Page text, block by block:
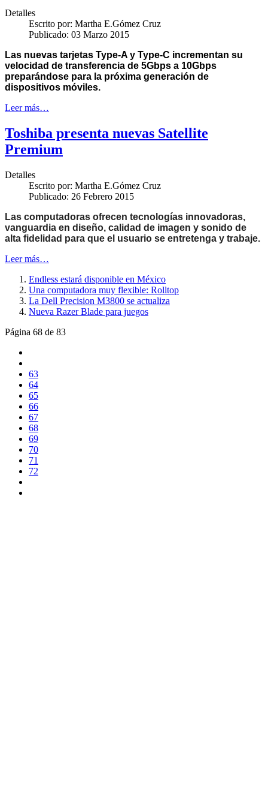
Detalles
Escrito por: Martha E.Gómez Cruz
Publicado: 03 Marzo 2015
Las nuevas tarjetas Type-A y Type-C incrementan su
velocidad de transferencia de 5Gbps a 10Gbps
preparándose para la próxima generación de
dispositivos móviles.
Leer más…
Toshiba presenta nuevas Satellite
Premium
Detalles
Escrito por: Martha E.Gómez Cruz
Publicado: 26 Febrero 2015
Las computadoras ofrecen tecnologías innovadoras,
vanguardia en diseño, calidad de imagen y sonido de
alta fidelidad para que el usuario se entretenga y trabaje.
Leer más…
Endless estará disponible en México
Una computadora muy flexible: Rolltop
La Dell Precision M3800 se actualiza
Nueva Razer Blade para juegos
Página 68 de 83
63
64
65
66
67
68
69
70
71
72